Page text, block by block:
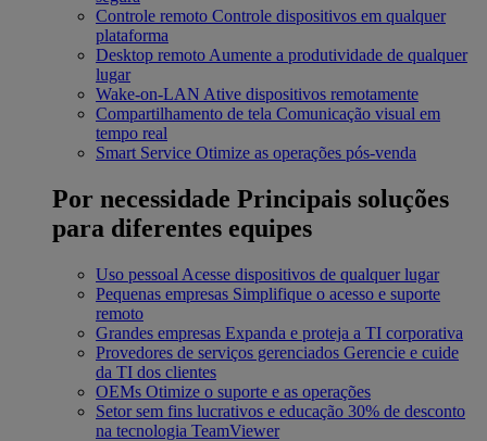
Controle remoto Controle dispositivos em qualquer
plataforma
Desktop remoto Aumente a produtividade de qualquer
lugar
Wake-on-LAN Ative dispositivos remotamente
Compartilhamento de tela Comunicação visual em
tempo real
Smart Service Otimize as operações pós-venda
Por necessidade Principais soluções
para diferentes equipes
Uso pessoal Acesse dispositivos de qualquer lugar
Pequenas empresas Simplifique o acesso e suporte
remoto
Grandes empresas Expanda e proteja a TI corporativa
Provedores de serviços gerenciados Gerencie e cuide
da TI dos clientes
OEMs Otimize o suporte e as operações
Setor sem fins lucrativos e educação 30% de desconto
na tecnologia TeamViewer